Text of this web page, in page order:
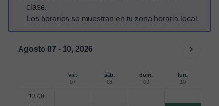
clase.
Los horarios se muestran en tu zona horaria local.
Agosto 07 - 10, 2026
vie.
07
sáb.
08
dom.
09
lun.
10
13:00